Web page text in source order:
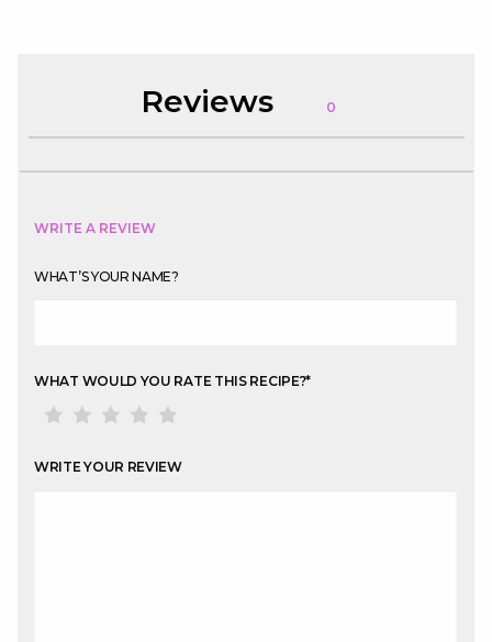
Reviews 0
WRITE A REVIEW
WHAT’S YOUR NAME?
WHAT WOULD YOU RATE THIS RECIPE?*
WRITE YOUR REVIEW